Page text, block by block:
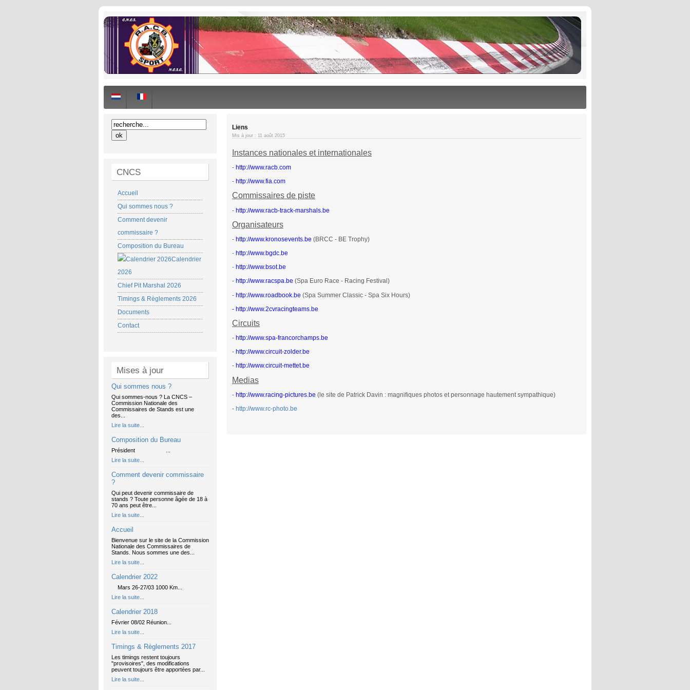
CNCS
Accueil
Qui sommes nous ?
Comment devenir
commissaire ?
Composition du Bureau
Calendrier
2026
Chief Pit Marshal 2026
Timings & Règlements 2026
Documents
Contact
Mises à jour
Qui sommes nous ?
Qui sommes-nous ? La CNCS –
Commission Nationale des
Commissaires de Stands est une
des...
Lire la suite...
Composition du Bureau
Président ...
Lire la suite...
Comment devenir commissaire
?
Qui peut devenir commissaire de
stands ? Toute personne âgée de 18 à
70 ans peut être...
Lire la suite...
Accueil
Bienvenue sur le site de la Commission
Nationale des Commissaires de
Stands. Nous sommes une des...
Lire la suite...
Calendrier 2022
Mars 26-27/03 1000 Km...
Lire la suite...
Calendrier 2018
Février 08/02 Réunion...
Lire la suite...
Timings & Règlements 2017
Les timings restent toujours
"provisoires", des modifications
peuvent toujours être apportées par...
Lire la suite...
Liens
Mis à jour : 11 août 2015
Instances nationales et internationales
- http://www.racb.com
- http://www.fia.com
Commissaires de piste
- http://www.racb-track-marshals.be
Organisateurs
- http://www.kronosevents.be (BRCC - BE Trophy)
- http://www.bgdc.be
- http://www.bsot.be
- http://www.racspa.be (Spa Euro Race - Racing Festival)
- http://www.roadbook.be (Spa Summer Classic - Spa Six Hours)
- http://www.2cvracingteams.be
Circuits
- http://www.spa-francorchamps.be
- http://www.circuit-zolder.be
- http://www.circuit-mettet.be
Medias
- http://www.racing-pictures.be (le site de Patrick Davin : magnifiques photos et personnage hautement sympathique)
- http://www.rc-photo.be